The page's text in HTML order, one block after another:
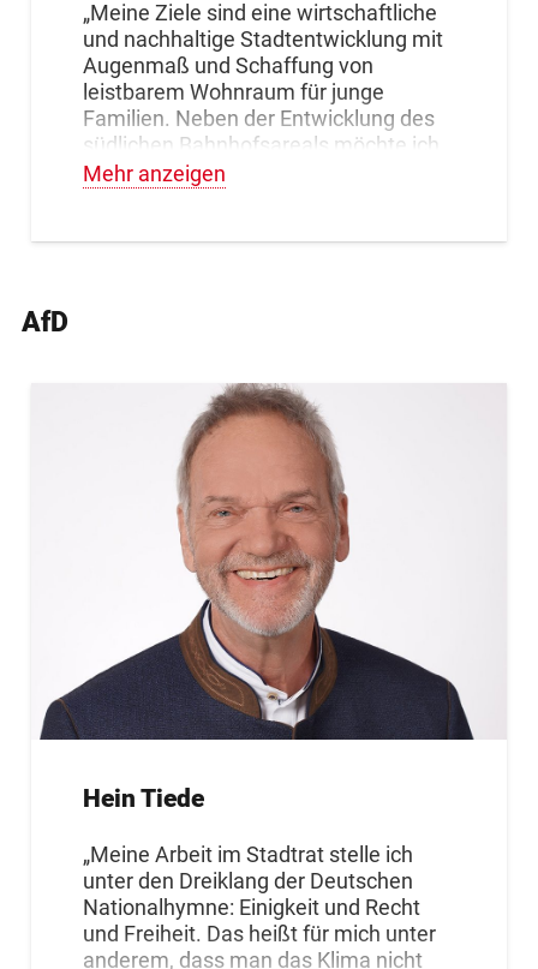
„Meine Ziele sind eine wirtschaftliche
und nachhaltige Stadtentwicklung mit
Augenmaß und Schaffung von
leistbarem Wohnraum für junge
Familien. Neben der Entwicklung des
südlichen Bahnhofsareals möchte ich
mich ebenso weiter für die Förderung
Mehr anzeigen
AfD
Hein Tiede
„Meine Arbeit im Stadtrat stelle ich
unter den Dreiklang der Deutschen
Nationalhymne: Einigkeit und Recht
und Freiheit. Das heißt für mich unter
anderem, dass man das Klima nicht